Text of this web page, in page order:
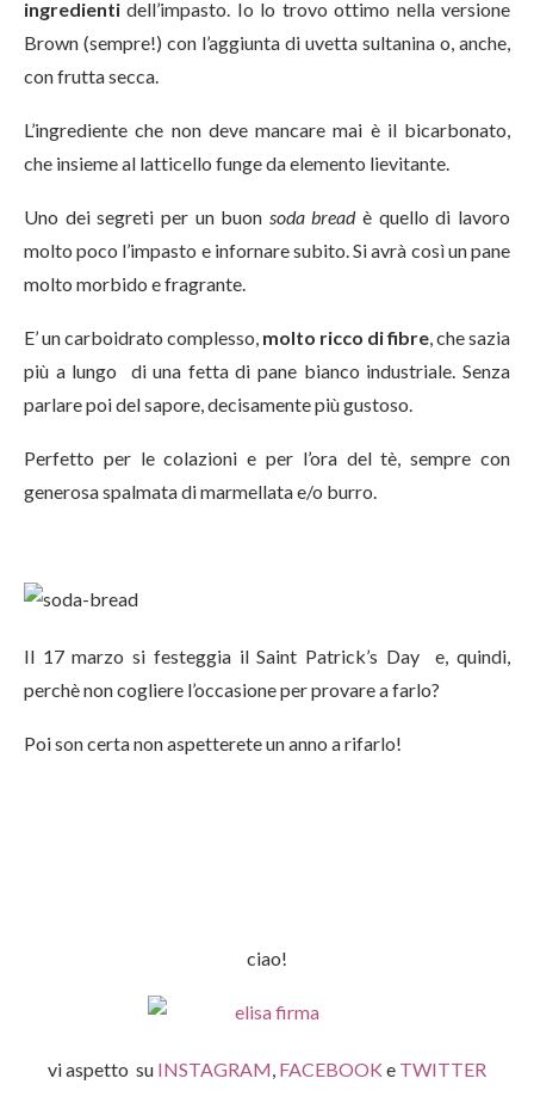
ingredienti dell’impasto. Io lo trovo ottimo nella versione
Brown (sempre!) con l’aggiunta di uvetta sultanina o, anche,
con frutta secca.
L’ingrediente che non deve mancare mai è il bicarbonato,
che insieme al latticello funge da elemento lievitante.
Uno dei segreti per un buon soda breadè quello di lavoro
molto poco l’impasto e infornare subito. Si avrà così un pane
molto morbido e fragrante.
E’ un carboidrato complesso, molto ricco di fibre , che sazia
più a lungo di una fetta di pane bianco industriale. Senza
parlare poi del sapore, decisamente più gustoso.
Perfetto per le colazioni e per l’ora del tè, sempre con
generosa spalmata di marmellata e/o burro.
Il 17 marzo si festeggia il Saint Patrick’s Day e, quindi,
perchè non cogliere l’occasione per provare a farlo?
Poi son certa non aspetterete un anno a rifarlo!
ciao!
vi aspetto su INSTAGRAM FACEBOOK e TWITTER